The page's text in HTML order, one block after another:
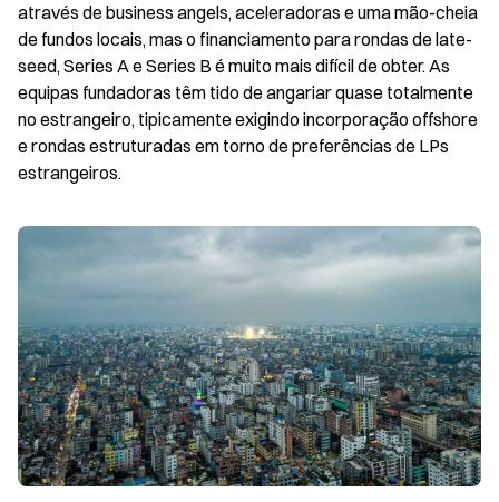
através de business angels, aceleradoras e uma mão-cheia
de fundos locais, mas o financiamento para rondas de late-
seed, Series A e Series B é muito mais difícil de obter. As
equipas fundadoras têm tido de angariar quase totalmente
no estrangeiro, tipicamente exigindo incorporação offshore
e rondas estruturadas em torno de preferências de LPs
estrangeiros.